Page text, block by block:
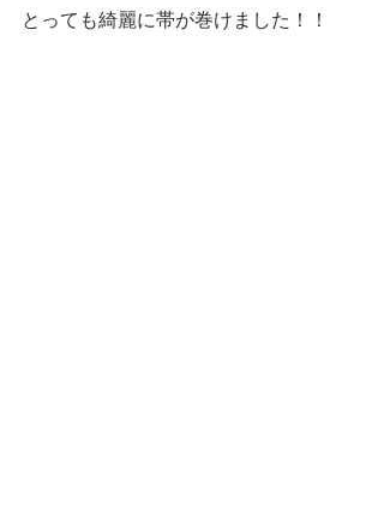
とっても綺麗に帯が巻けました！！